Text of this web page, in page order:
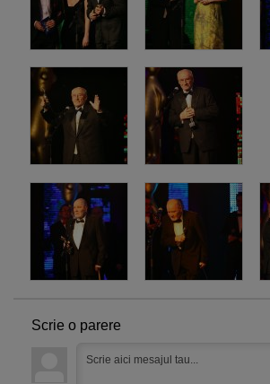
Scrie o parere